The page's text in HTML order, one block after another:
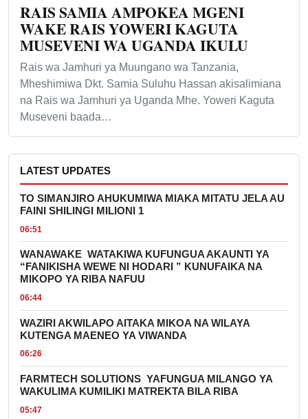
RAIS SAMIA AMPOKEA MGENI
WAKE RAIS YOWERI KAGUTA
MUSEVENI WA UGANDA IKULU
Rais wa Jamhuri ya Muungano wa Tanzania,
Mheshimiwa Dkt. Samia Suluhu Hassan akisalimiana
na Rais wa Jamhuri ya Uganda Mhe. Yoweri Kaguta
Museveni baada…
LATEST UPDATES
TO SIMANJIRO AHUKUMIWA MIAKA MITATU JELA AU
FAINI SHILINGI MILIONI 1
06:51
WANAWAKE WATAKIWA KUFUNGUA AKAUNTI YA
“FANIKISHA WEWE NI HODARI ” KUNUFAIKA NA
MIKOPO YA RIBA NAFUU
06:44
WAZIRI AKWILAPO AITAKA MIKOA NA WILAYA
KUTENGA MAENEO YA VIWANDA
06:26
FARMTECH SOLUTIONS YAFUNGUA MILANGO YA
WAKULIMA KUMILIKI MATREKTA BILA RIBA
05:47